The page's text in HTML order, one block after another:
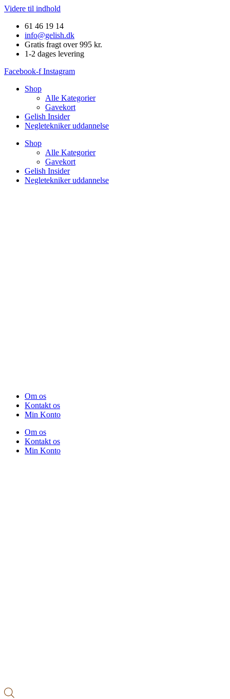
Videre til indhold
61 46 19 14
info@gelish.dk
Gratis fragt over 995 kr.
1-2 dages levering
Facebook-f Instagram
Shop
Alle Kategorier
Gavekort
Gelish Insider
Negletekniker uddannelse
Shop
Alle Kategorier
Gavekort
Gelish Insider
Negletekniker uddannelse
Om os
Kontakt os
Min Konto
Om os
Kontakt os
Min Konto